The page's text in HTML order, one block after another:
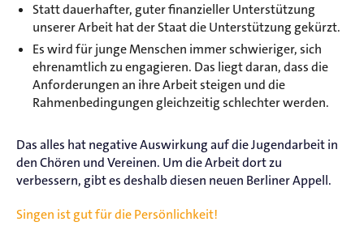
Statt dauerhafter, guter finanzieller Unterstützung
unserer Arbeit hat der Staat die Unterstützung gekürzt.
Es wird für junge Menschen immer schwieriger, sich
ehrenamtlich zu engagieren. Das liegt daran, dass die
Anforderungen an ihre Arbeit steigen und die
Rahmenbedingungen gleichzeitig schlechter werden.
Das alles hat negative Auswirkung auf die Jugendarbeit in
den Chören und Vereinen. Um die Arbeit dort zu
verbessern, gibt es deshalb diesen neuen Berliner Appell.
Singen ist gut für die Persönlichkeit!